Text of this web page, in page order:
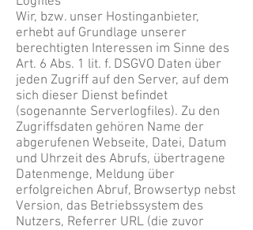
Wir, bzw. unser Hostinganbieter,
erhebt auf Grundlage unserer
berechtigten Interessen im Sinne des
Art. 6 Abs. 1 lit. f. DSGVO Daten über
jeden Zugriff auf den Server, auf dem
sich dieser Dienst befindet
(sogenannte Serverlogfiles). Zu den
Zugriffsdaten gehören Name der
abgerufenen Webseite, Datei, Datum
und Uhrzeit des Abrufs, übertragene
Datenmenge, Meldung über
erfolgreichen Abruf, Browsertyp nebst
Version, das Betriebssystem des
Nutzers, Referrer URL (die zuvor